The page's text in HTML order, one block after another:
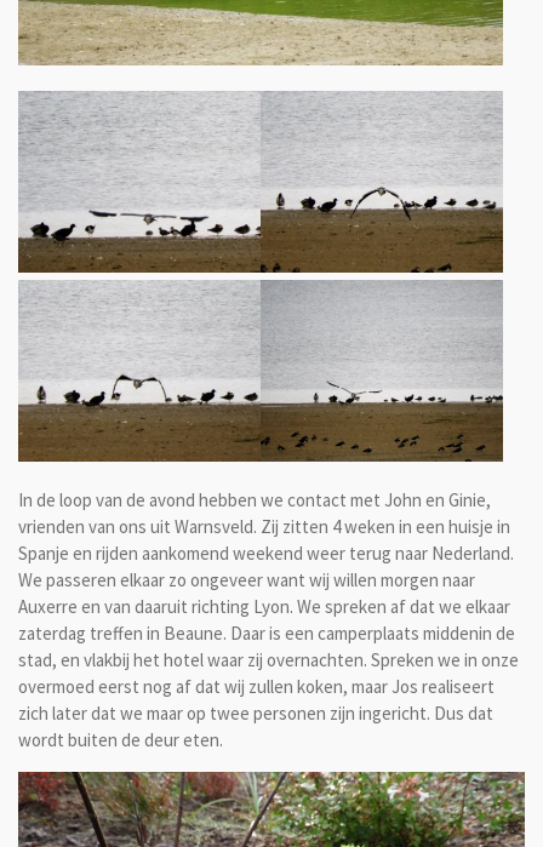
In de loop van de avond hebben we contact met John en Ginie,
vrienden van ons uit Warnsveld. Zij zitten 4 weken in een huisje in
Spanje en rijden aankomend weekend weer terug naar Nederland.
We passeren elkaar zo ongeveer want wij willen morgen naar
Auxerre en van daaruit richting Lyon. We spreken af dat we elkaar
zaterdag treffen in Beaune. Daar is een camperplaats middenin de
stad, en vlakbij het hotel waar zij overnachten. Spreken we in onze
overmoed eerst nog af dat wij zullen koken, maar Jos realiseert
zich later dat we maar op twee personen zijn ingericht. Dus dat
wordt buiten de deur eten.